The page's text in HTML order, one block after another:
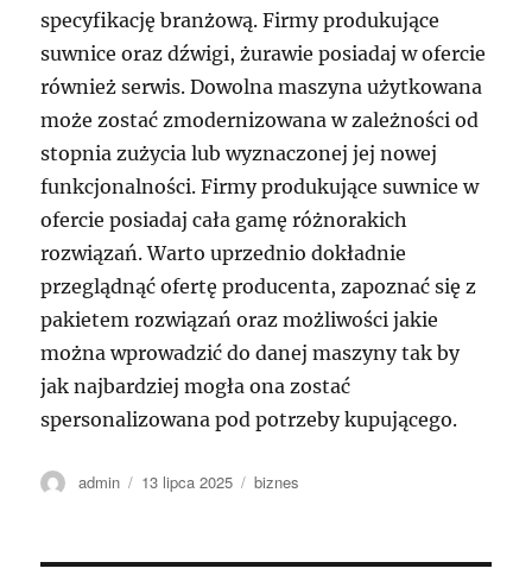
specyfikację branżową. Firmy produkujące
suwnice oraz dźwigi, żurawie posiadaj w ofercie
również serwis. Dowolna maszyna użytkowana
może zostać zmodernizowana w zależności od
stopnia zużycia lub wyznaczonej jej nowej
funkcjonalności. Firmy produkujące suwnice w
ofercie posiadaj cała gamę różnorakich
rozwiązań. Warto uprzednio dokładnie
przeglądnąć ofertę producenta, zapoznać się z
pakietem rozwiązań oraz możliwości jakie
można wprowadzić do danej maszyny tak by
jak najbardziej mogła ona zostać
spersonalizowana pod potrzeby kupującego.
Autor
admin
Data
13 lipca 2025 Kategorie
biznes